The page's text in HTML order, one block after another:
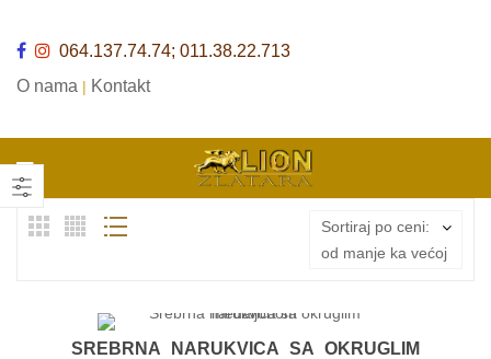
064.137.74.74; 011.38.22.713
O nama | Kontakt
Sortiraj po ceni:
od manje ka većoj
SREBRNA NARUKVICA SA OKRUGLIM